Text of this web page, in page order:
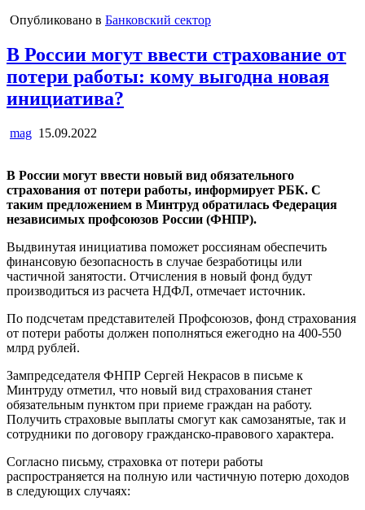
Опубликовано в Банковский сектор
В России могут ввести страхование от
потери работы: кому выгодна новая
инициатива?
mag 15.09.2022
В России могут ввести новый вид обязательного
страхования от потери работы, информирует РБК. С
таким предложением в Минтруд обратилась Федерация
независимых профсоюзов России (ФНПР).
Выдвинутая инициатива поможет россиянам обеспечить
финансовую безопасность в случае безработицы или
частичной занятости. Отчисления в новый фонд будут
производиться из расчета НДФЛ, отмечает источник.
По подсчетам представителей Профсоюзов, фонд страхования
от потери работы должен пополняться ежегодно на 400-550
млрд рублей.
Зампредседателя ФНПР Сергей Некрасов в письме к
Минтруду отметил, что новый вид страхования станет
обязательным пунктом при приеме граждан на работу.
Получить страховые выплаты смогут как самозанятые, так и
сотрудники по договору гражданско-правового характера.
Согласно письму, страховка от потери работы
распространяется на полную или частичную потерю доходов
в следующих случаях: